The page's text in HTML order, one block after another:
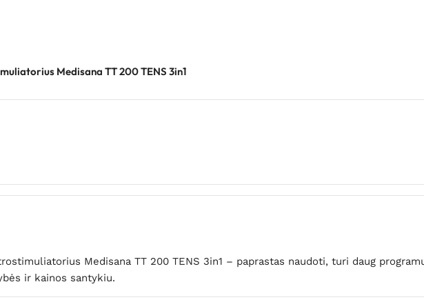
Medisana TT 200 TENS 3in1
Medisana TT 200 TENS 3in1 – paprastas naudoti, turi daug
ir kainos santykiu.